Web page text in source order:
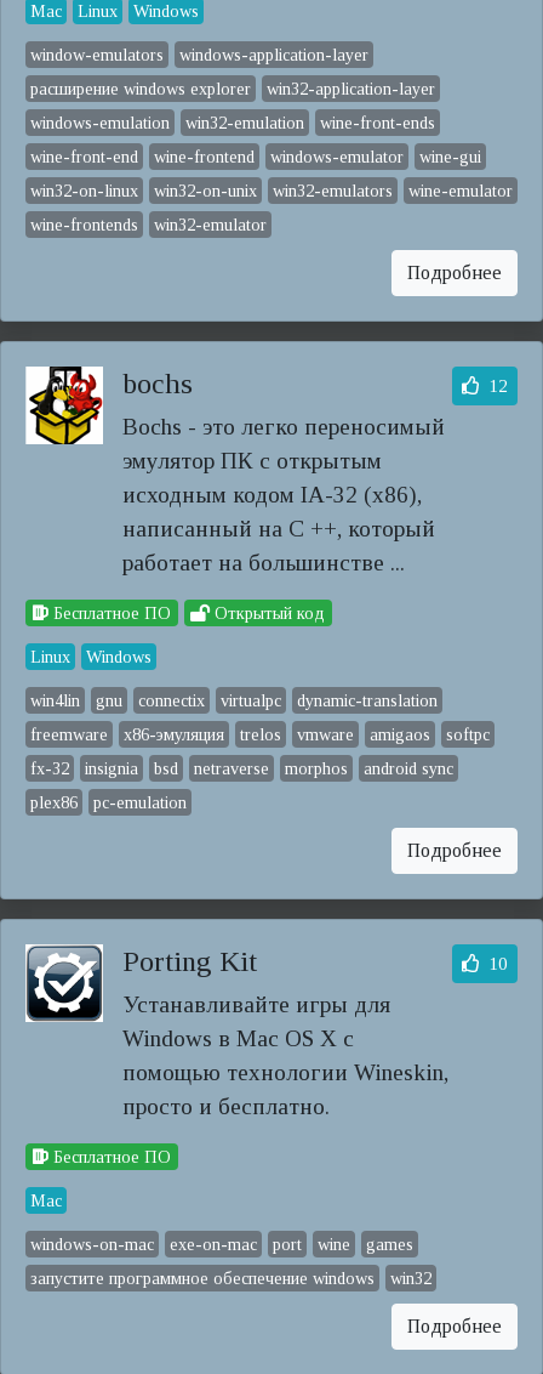
Mac Linux Windows
window-emulators
windows-application-layer
расширение windows explorer
win32-application-layer
windows-emulation
win32-emulation
wine-front-ends
wine-front-end
wine-frontend windows-emulator
wine-gui
win32-on-linux
win32-on-unix win32-emulators
wine-emulator
wine-frontends
win32-emulator
Подробнее
bochs
Bochs - это легко переносимый
эмулятор ПК с открытым
исходным кодом IA-32 (x86),
написанный на C ++, который
работает на большинстве ...
12
Бесплатное ПО Открытый код
Linux Windows
win4lin gnu connectix virtualpc
dynamic-translation
freemware
x86-эмуляция trelos vmware amigaos
softpc
fx-32
insignia bsd netraverse morphos
android sync
plex86
pc-emulation
Подробнее
Porting Kit
Устанавливайте игры для
Windows в Mac OS X с
помощью технологии Wineskin,
просто и бесплатно.
10
Бесплатное ПО
Mac
windows-on-mac exe-on-mac port wine
games
запустите программное обеспечение windows
win32
Подробнее